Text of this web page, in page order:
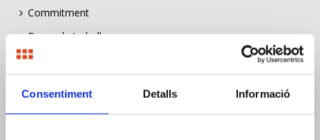
Consentiment Detalls Informació
Commitment
Borsa de treball
Bolsa de trabajo